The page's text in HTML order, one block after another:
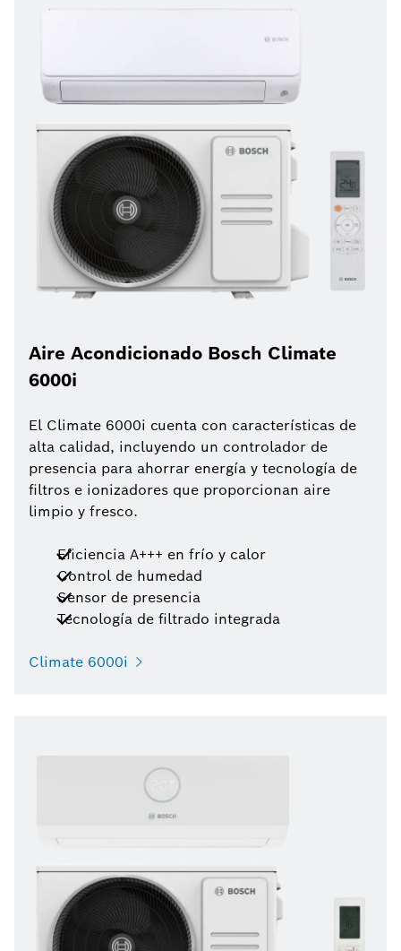
Aire Acondicionado Bosch Climate
6000i
El Climate 6000i cuenta con características de
alta calidad, incluyendo un controlador de
presencia para ahorrar energía y tecnología de
filtros e ionizadores que proporcionan aire
limpio y fresco.
Eficiencia A+++ en frío y calor
Control de humedad
Sensor de presencia
Tecnología de filtrado integrada
Climate 6000i